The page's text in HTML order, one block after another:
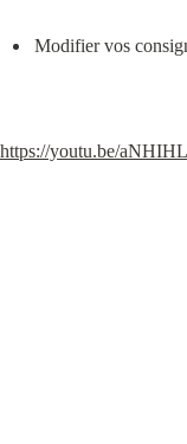
Modifier vos
https://youtu.be/